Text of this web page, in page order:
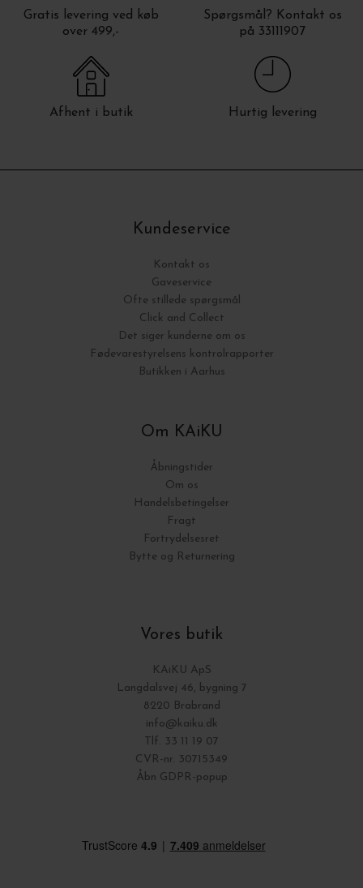
Gratis levering ved køb
over 499,-
Spørgsmål? Kontakt os
på 33111907
Afhent i butik Hurtig levering
Kundeservice
Kontakt os
Gaveservice
Ofte stillede spørgsmål
Click and Collect
Det siger kunderne om os
Fødevarestyrelsens kontrolrapporter
Butikken i Aarhus
Om KAiKU
Åbningstider
Om os
Handelsbetingelser
Fragt
Fortrydelsesret
Bytte og Returnering
Vores butik
KAiKU ApS
Langdalsvej 46, bygning 7
8220 Brabrand
info@kaiku.dk
Tlf. 33 11 19 07
CVR-nr. 30715349
Åbn GDPR-popup